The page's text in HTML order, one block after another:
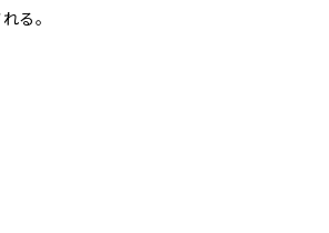
る。